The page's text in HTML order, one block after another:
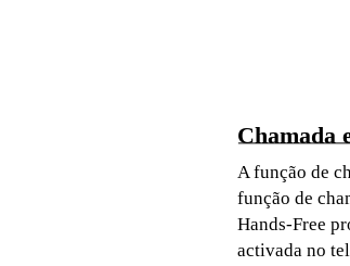
Chamada
A função de
função de
Hands-Free
activada no